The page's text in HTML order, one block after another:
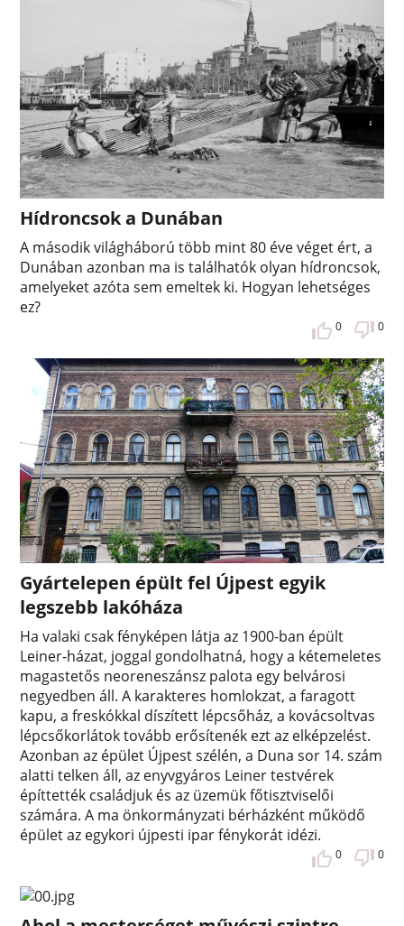
Hídroncsok a Dunában
A második világháború több mint 80 éve véget ért, a
Dunában azonban ma is találhatók olyan hídroncsok,
amelyeket azóta sem emeltek ki. Hogyan lehetséges
ez?
0 0
Gyártelepen épült fel Újpest egyik
legszebb lakóháza
Ha valaki csak fényképen látja az 1900-ban épült
Leiner-házat, joggal gondolhatná, hogy a kétemeletes
magastetős neoreneszánsz palota egy belvárosi
negyedben áll. A karakteres homlokzat, a faragott
kapu, a freskókkal díszített lépcsőház, a kovácsoltvas
lépcsőkorlátok tovább erősítenék ezt az elképzelést.
Azonban az épület Újpest szélén, a Duna sor 14. szám
alatti telken áll, az enyvgyáros Leiner testvérek
építtették családjuk és az üzemük főtisztviselői
számára. A ma önkormányzati bérházként működő
épület az egykori újpesti ipar fénykorát idézi.
0 0